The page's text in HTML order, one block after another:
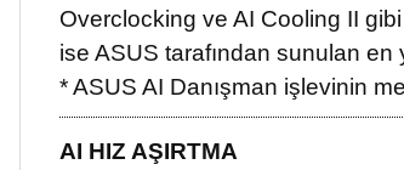
Overclocking ve AI Cooling II
ise ASUS tarafından sunulan
* ASUS AI Danışman işlevinin
AI HIZ AŞIRTMA